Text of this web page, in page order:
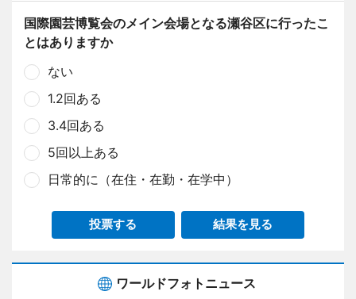
国際園芸博覧会のメイン会場となる瀬谷区に行ったこ
とはありますか
ない
1.2回ある
3.4回ある
5回以上ある
日常的に（在住・在勤・在学中）
投票する 結果を見る
ワールドフォトニュース